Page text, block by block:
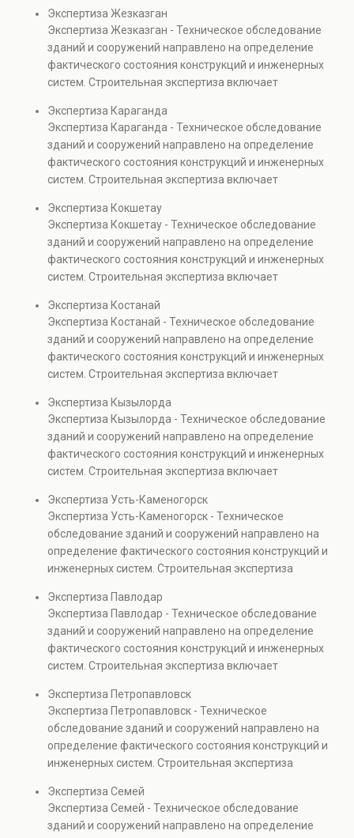
элементов и оценку эксплуатационной безопасности.
Услуга востребована при покупке недвижимости,
капитальном ремонте и реконструкции объектов, а
также при судебных разбирательствах и технических
проверках.
Экспертиза Жезказган
Экспертиза Жезказган - Техническое обследование
зданий и сооружений направлено на определение
фактического состояния конструкций и инженерных
систем. Строительная экспертиза включает
элементов и оценку эксплуатационной безопасности.
Услуга востребована при покупке недвижимости,
капитальном ремонте и реконструкции объектов, а
также при судебных разбирательствах и технических
проверках.
Экспертиза Караганда
Экспертиза Караганда - Техническое обследование
зданий и сооружений направлено на определение
фактического состояния конструкций и инженерных
систем. Строительная экспертиза включает
элементов и оценку эксплуатационной безопасности.
Услуга востребована при покупке недвижимости,
капитальном ремонте и реконструкции объектов, а
также при судебных разбирательствах и технических
проверках.
Экспертиза Кокшетау
Экспертиза Кокшетау - Техническое обследование
зданий и сооружений направлено на определение
фактического состояния конструкций и инженерных
систем. Строительная экспертиза включает
элементов и оценку эксплуатационной безопасности.
Услуга востребована при покупке недвижимости,
капитальном ремонте и реконструкции объектов, а
также при судебных разбирательствах и технических
проверках.
Экспертиза Костанай
Экспертиза Костанай - Техническое обследование
зданий и сооружений направлено на определение
фактического состояния конструкций и инженерных
систем. Строительная экспертиза включает
элементов и оценку эксплуатационной безопасности.
Услуга востребована при покупке недвижимости,
капитальном ремонте и реконструкции объектов, а
также при судебных разбирательствах и технических
проверках.
Экспертиза Кызылорда
Экспертиза Кызылорда - Техническое обследование
зданий и сооружений направлено на определение
фактического состояния конструкций и инженерных
систем. Строительная экспертиза включает
элементов и оценку эксплуатационной безопасности.
Услуга востребована при покупке недвижимости,
капитальном ремонте и реконструкции объектов, а
также при судебных разбирательствах и технических
проверках.
Экспертиза Усть-Каменогорск
Экспертиза Усть-Каменогорск - Техническое
обследование зданий и сооружений направлено на
определение фактического состояния конструкций и
инженерных систем. Строительная экспертиза
прочности элементов и оценку эксплуатационной
безопасности. Услуга востребована при покупке
недвижимости, капитальном ремонте и реконструкции
объектов, а также при судебных разбирательствах и
технических проверках.
Экспертиза Павлодар
Экспертиза Павлодар - Техническое обследование
зданий и сооружений направлено на определение
фактического состояния конструкций и инженерных
систем. Строительная экспертиза включает
элементов и оценку эксплуатационной безопасности.
Услуга востребована при покупке недвижимости,
капитальном ремонте и реконструкции объектов, а
также при судебных разбирательствах и технических
проверках.
Экспертиза Петропавловск
Экспертиза Петропавловск - Техническое
обследование зданий и сооружений направлено на
определение фактического состояния конструкций и
инженерных систем. Строительная экспертиза
прочности элементов и оценку эксплуатационной
безопасности. Услуга востребована при покупке
недвижимости, капитальном ремонте и реконструкции
Экспертиза Семей
Экспертиза Семей - Техническое обследование
зданий и сооружений направлено на определение